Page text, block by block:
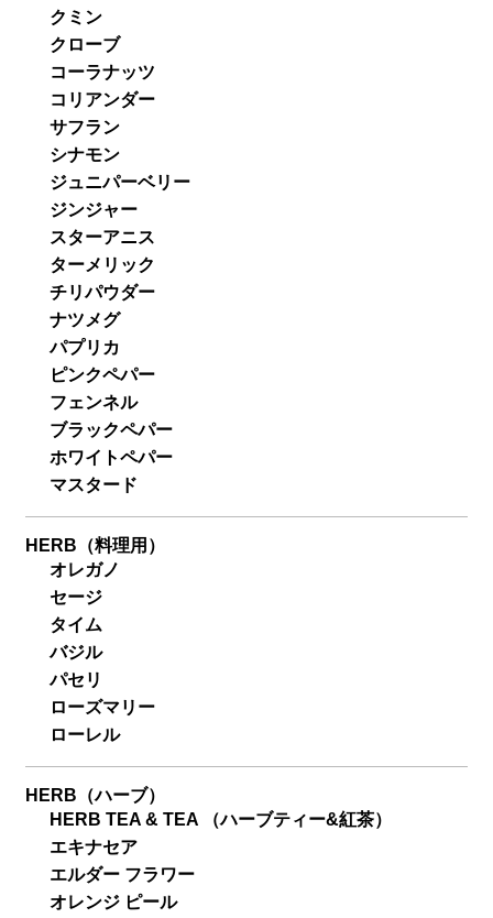
クミン
クローブ
コーラナッツ
コリアンダー
サフラン
シナモン
ジュニパーベリー
ジンジャー
スターアニス
ターメリック
チリパウダー
ナツメグ
パプリカ
ピンクペパー
フェンネル
ブラックペパー
ホワイトペパー
マスタード
HERB（料理用）
オレガノ
セージ
タイム
バジル
パセリ
ローズマリー
ローレル
HERB（ハーブ）
HERB TEA & TEA （ハーブティー&紅茶）
エキナセア
エルダー フラワー
オレンジ ピール